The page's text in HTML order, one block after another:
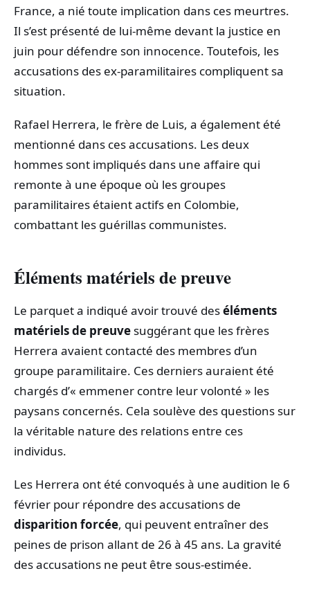
France, a nié toute implication dans ces meurtres.
Il s’est présenté de lui-même devant la justice en
juin pour défendre son innocence. Toutefois, les
accusations des ex-paramilitaires compliquent sa
situation.
Rafael Herrera, le frère de Luis, a également été
mentionné dans ces accusations. Les deux
hommes sont impliqués dans une affaire qui
remonte à une époque où les groupes
paramilitaires étaient actifs en Colombie,
combattant les guérillas communistes.
Éléments matériels de preuve
Le parquet a indiqué avoir trouvé deséléments
matériels de preuve suggérant que les frères
Herrera avaient contacté des membres d’un
groupe paramilitaire. Ces derniers auraient été
chargés d’« emmener contre leur volonté » les
paysans concernés. Cela soulève des questions sur
la véritable nature des relations entre ces
individus.
Les Herrera ont été convoqués à une audition le 6
février pour répondre des accusations de
disparition forcée, qui peuvent entraîner des
peines de prison allant de 26 à 45 ans. La gravité
des accusations ne peut être sous-estimée.